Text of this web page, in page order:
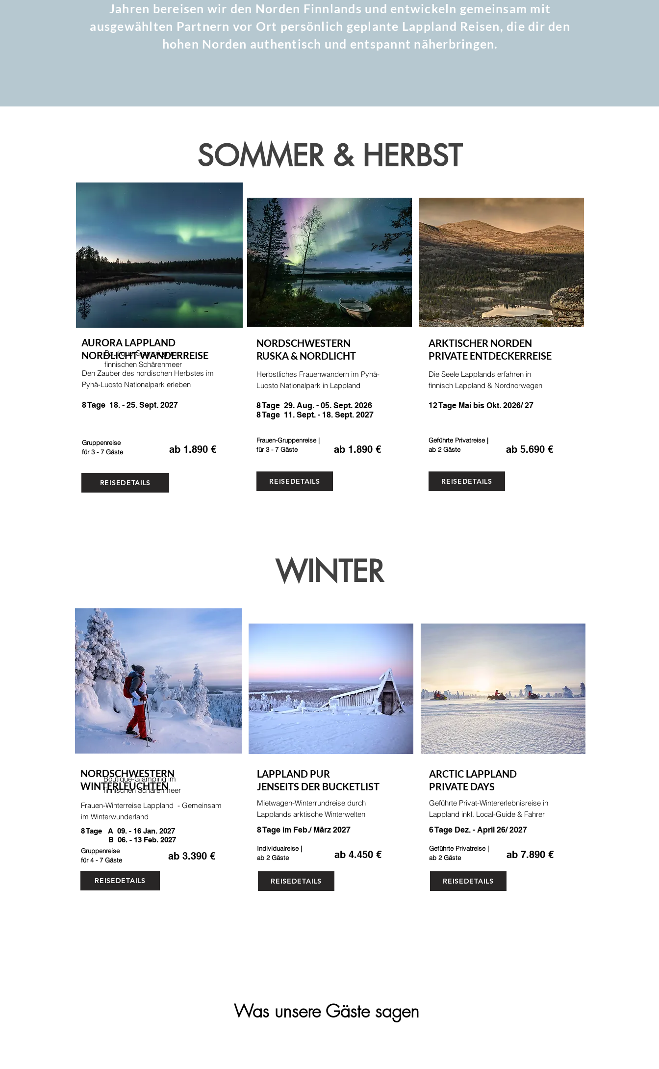
Jahren bereisen wir den Norden Finnlands und entwickeln gemeinsam mit
ausgewählten Partnern vor Ort persönlich geplante Lappland Reisen, die dir den
hohen Norden authentisch und entspannt näherbringen.
SOMMER & HERBST
Boutique-Glamping im
finnischen Schärenmeer
AURORA LAPPLAND
NORDLICHT WANDERREISE
8 Tage 18. - 25. Sept. 2027
Den Zauber des nordischen Herbstes im
Pyhä-Luosto Nationalpark erleben
Gruppenreise
für 3 - 7 Gäste
ab 1.890 €
REISEDETAILS
NORDSCHWESTERN
RUSKA & NORDLICHT
Herbstliches Frauenwandern im Pyhä-
Luosto Nationalpark in Lappland
8 Tage 29. Aug. - 05. Sept. 2026
8 Tage 11. Sept. - 18. Sept. 2027
Frauen-Gruppenreise |
für3 - 7 Gäste ab 1.890 €
REISEDETAILS
ARKTISCHER NORDEN
PRIVATE ENTDECKERREISE
Die Seele Lapplands erfahren in
finnisch Lappland & Nordnorwegen
12 Tage Mai bis Okt. 2026/ 27
Geführte Privatreise |
ab 2 Gäste ab 5.690 €
REISEDETAILS
WINTER
LAPPLAND PUR
JENSEITS DER BUCKETLIST
Mietwagen-Winterrundreise durch
Lapplands arktische Winterwelten
8 Tage im Feb./ März 2027
Individualreise |
ab 2 Gäste
ab 4.450 €
REISEDETAILS
ARCTIC LAPPLAND
PRIVATE DAYS
Geführte Privat-Wintererlebnisreise in
Lappland inkl. Local-Guide & Fahrer
6 Tage Dez. - April 26/ 2027
Geführte Privatreise |
ab 2 Gäste
ab 7.890 €
REISEDETAILS
Boutique-Glamping im
finnischen Schärenmeer
NORDSCHWESTERN
WINTERLEUCHTEN
Frauen-Winterreise Lappland - Gemeinsam
im Winterwunderland
8 Tage A 09. - 16 Jan. 2027
B 06. - 13 Feb. 2027
Gruppenreise
für 4 - 7 Gäste
ab 3.390 €
REISEDETAILS
Was unsere Gäste sagen